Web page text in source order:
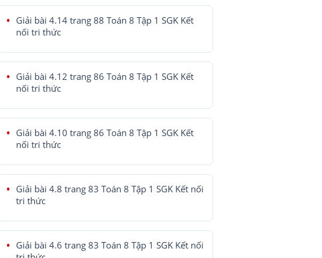
Giải bài 4.14 trang 88 Toán 8 Tập 1 SGK Kết
nối tri thức
Giải bài 4.12 trang 86 Toán 8 Tập 1 SGK Kết
nối tri thức
Giải bài 4.10 trang 86 Toán 8 Tập 1 SGK Kết
nối tri thức
Giải bài 4.8 trang 83 Toán 8 Tập 1 SGK Kết nối
tri thức
Giải bài 4.6 trang 83 Toán 8 Tập 1 SGK Kết nối